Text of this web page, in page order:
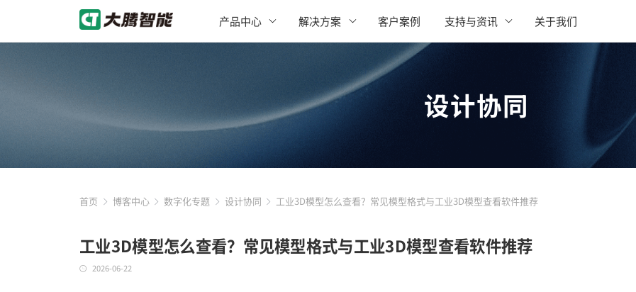
产品中心 解决方案 客户案例 支持与资讯 关于我们
设计协同
首页 博客中心 数字化专题 设计协同 工业3D模型怎么查看？常见模型格式与工业3D模型查看软件推荐
工业3D模型怎么查看？常见模型格式与工业3D模型查看软件推荐
2026-06-22